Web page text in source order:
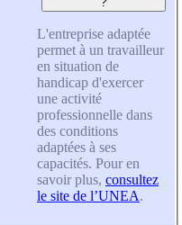
L'entreprise adaptée
permet à un travailleur
en situation de
handicap d'exercer
une activité
professionnelle dans
des conditions
adaptées à ses
capacités. Pour en
savoir plus, consultez
le site de l’UNEA.